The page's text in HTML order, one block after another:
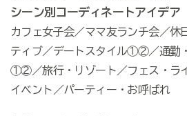
シーン別コーディネートアイデア
カフェ女子会／ママ友ランチ会／休
ティブ／デートスタイル①②／通勤
①②／旅行・リゾート／フェス・ラ
イベント／パーティー・お呼ばれ